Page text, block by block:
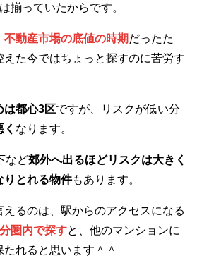
揃っていたからです。
不動産市場の底値の時期だったた
た今ではちょっと探すのに苦労す
は都心3区ですが、リスクが低い分
なります。
など郊外へ出るほどリスクは大きく
りとれる物件もあります。
えるのは、駅からのアクセスになる
圏内で探すと、他のマンションに
たれると思います＾＾